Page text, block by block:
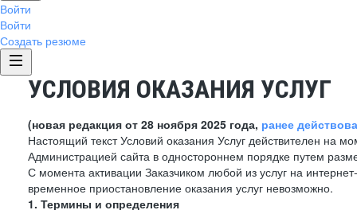
Войти
Войти
Создать резюме
УСЛОВИЯ ОКАЗАНИЯ УСЛУГ
(новая редакция от 28 ноября 2025 года, ранее
Настоящий текст Условий оказания Услуг действителен на
Администрацией сайта в одностороннем порядке путем
С момента активации Заказчиком любой из услуг на
временное приостановление оказания услуг невозможно.
1. Термины и определения